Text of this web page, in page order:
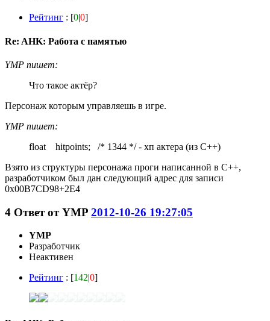
Рейтинг : [0|0]
Re: AHK: Работа с памятью
YMP пишет:
Что такое актёр?
Персонаж которым управляешь в игре.
YMP пишет:
float hitpoints; /* 1344 */ - хп актера (из С++)
Взято из структуры персонажа проги написанной в С++,
разработчиком был дан следующий адрес для записи
0x00B7CD98+2E4
4 Ответ отYMP 2012-10-26 19:27:05
YMP
Разработчик
Неактивен
Рейтинг : [142|0]